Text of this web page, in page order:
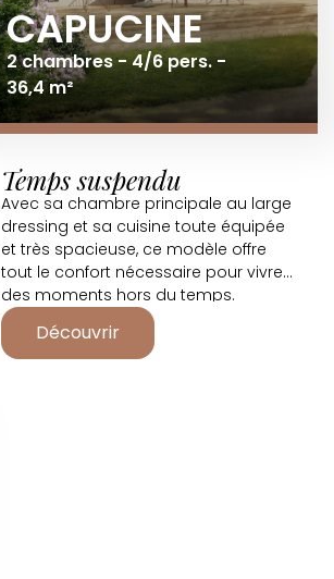
CAPUCINE
2 chambres - 4/6 pers. -
36,4 m²
Temps suspendu
Avec sa chambre principale au large
dressing et sa cuisine toute équipée
et très spacieuse, ce modèle offre
tout le confort nécessaire pour vivre
des moments hors du temps.
Découvrir